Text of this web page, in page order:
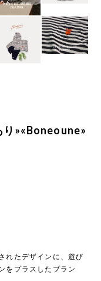
»«Boneoune»
れたデザインに、遊び
をプラスしたブラン